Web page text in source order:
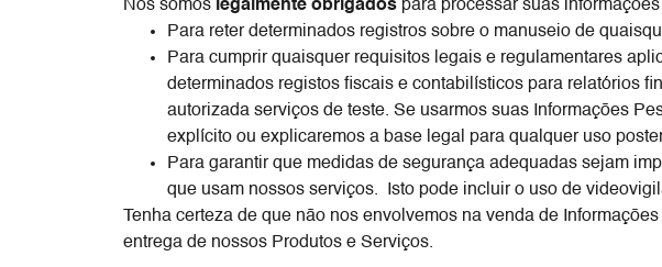
Nós somos legalmente obrigados para processar suas
Para reter determinados registros sobre o manuseio de
Para cumprir quaisquer requisitos legais e regulamentares
determinados registos fiscais e contabilísticos para relatórios
autorizada serviços de teste. Se usarmos suas Informações
explícito ou explicaremos a base legal para qualquer uso
Para garantir que medidas de segurança adequadas sejam
que usam nossos serviços. Isto pode incluir o uso de
Tenha certeza de que não nos envolvemos na venda de
entrega de nossos Produtos e Serviços.